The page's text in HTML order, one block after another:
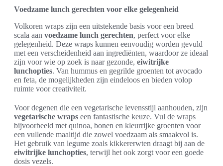
Voedzame lunch gerechten voor elke gelegenheid
Volkoren wraps zijn een uitstekende basis voor een breed
scala aan voedzame lunch gerechten, perfect voor elke
gelegenheid. Deze wraps kunnen eenvoudig worden gevuld
met een verscheidenheid aan ingrediënten, waardoor ze ideaal
zijn voor wie op zoek is naar gezonde, eiwitrijke
lunchopties. Van hummus en gegrilde groenten tot avocado
en feta, de mogelijkheden zijn eindeloos en bieden volop
ruimte voor creativiteit.
Voor degenen die een vegetarische levensstijl aanhouden, zijn
vegetarische wraps een fantastische keuze. Vul de wraps
bijvoorbeeld met quinoa, bonen en kleurrijke groenten voor
een vullende maaltijd die zowel voedzaam als smaakvol is.
Het gebruik van legume zoals kikkererwten draagt bij aan de
eiwitrijke lunchopties, terwijl het ook zorgt voor een goede
dosis vezels.